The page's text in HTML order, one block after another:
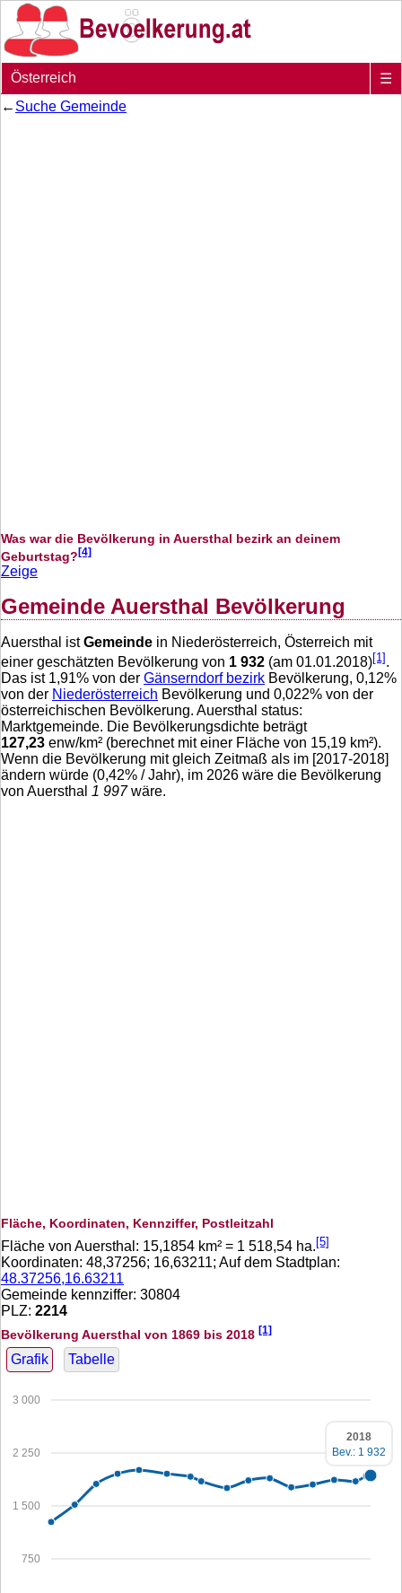
Österreich
☰
← Suche Gemeinde
Was war die Bevölkerung in Auersthal bezirk an deinem
Geburtstag?[4]
Zeige
Gemeinde Auersthal Bevölkerung
Auersthal istGemeinde in Niederösterreich, Österreich mit
einer geschätzten Bevölkerung von 1 932 (am 01.01.2018)[1] .
Das ist 1,91% von der Gänserndorf bezirk Bevölkerung, 0,12%
von der Niederösterreich Bevölkerung und 0,022% von der
österreichischen Bevölkerung. Auersthal status:
Marktgemeinde. Die Bevölkerungsdichte beträgt
127,23 enw/km² (berechnet mit einer Fläche von 15,19 km²).
Wenn die Bevölkerung mit gleich Zeitmaß als im [2017-2018]
ändern würde (0,42% / Jahr), im 2026 wäre die Bevölkerung
von Auersthal 1 997wäre.
Fläche, Koordinaten, Kennziffer, Postleitzahl
Fläche von Auersthal: 15,1854 km² = 1 518,54 ha. [5]
Koordinaten: 48,37256; 16,63211; Auf dem Stadtplan:
48.37256,16.63211
Gemeinde kennziffer: 30804
PLZ: 2214
Bevölkerung Auersthal von 1869 bis 2018 [1]
Grafik Tabelle
750
1 500
2 250
3 000
2018
Bev.: 1 932